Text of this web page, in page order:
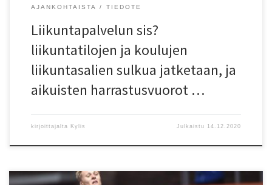
AJANKOHTAISTA TIEDOTE
Liikuntapalvelun sis?
liikuntatilojen ja koulujen
liikuntasalien sulkua jatketaan, ja
aikuisten harrastusvuorot …
kirjoittajalta Kylis Julkaistu 14.12.2020